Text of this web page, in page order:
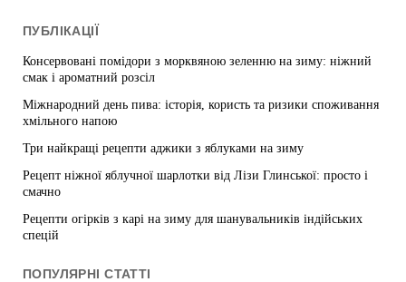
ПУБЛІКАЦІЇ
Консервовані помідори з морквяною зеленню на зиму: ніжний
смак і ароматний розсіл
Міжнародний день пива: історія, користь та ризики споживання
хмільного напою
Три найкращі рецепти аджики з яблуками на зиму
Рецепт ніжної яблучної шарлотки від Лізи Глинської: просто і
смачно
Рецепти огірків з карі на зиму для шанувальників індійських
спецій
ПОПУЛЯРНІ СТАТТІ